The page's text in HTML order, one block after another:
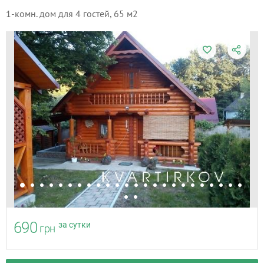
1-комн. дом для 4 гостей, 65 м2
690 грн за сутки